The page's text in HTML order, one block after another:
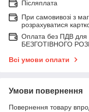
Післяплата
При самовивозі з
розрахуватися
Оплата без ПДВ
БЕЗГОТІВНОГО
Всі умови оплати
Умови повернення
Повернення товару